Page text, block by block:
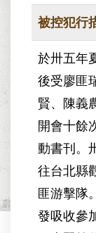
被控犯行
於卅五年
後受廖匪
賢、陳義
開會十餘
動書刊。
往台北縣
匪游擊隊
發吸收參